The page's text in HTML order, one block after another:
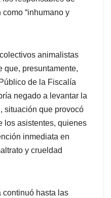
“inhumano y
animalistas
que, presuntamente,
de la Fiscalía
negado a levantar la
situación que provocó
los asistentes, quienes
inmediata en
y crueldad
continuó hasta las